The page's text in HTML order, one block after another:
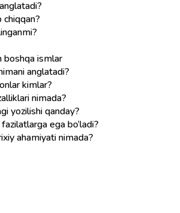
boshqa ismlar
anglatadi?
kimlar?
nimada?
yozilishi qanday?
ega bo‘ladi?
ahamiyati nimada?